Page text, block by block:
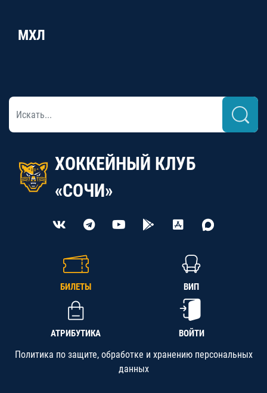
МХЛ
ХОККЕЙНЫЙ КЛУБ
«СОЧИ»
БИЛЕТЫ ВИП
АТРИБУТИКА ВОЙТИ
Политика по защите, обработке и хранению персональных
данных